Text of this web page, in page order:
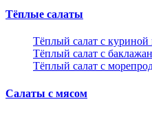
Тёплые салаты
Тёплый салат с
Тёплый салат с
Тёплый салат с
Салаты с мясом